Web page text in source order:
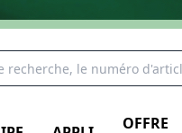
OFFRE